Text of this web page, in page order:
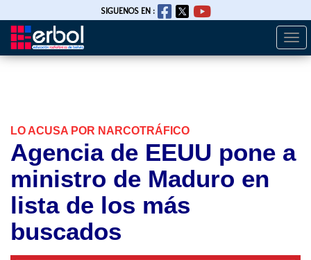
Pasar
SIGUENOS EN :
LO ACUSA POR NARCOTRÁFICO
Agencia de EEUU pone a
ministro de Maduro en
lista de los más
buscados